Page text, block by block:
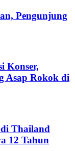
Pengunjung
Konser,
Asap Rokok di
Thailand
12 Tahun